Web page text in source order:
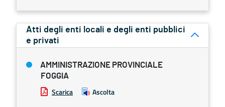
Atti degli enti locali e degli enti pubblici
e privati
AMMINISTRAZIONE PROVINCIALE
FOGGIA
Scarica Ascolta